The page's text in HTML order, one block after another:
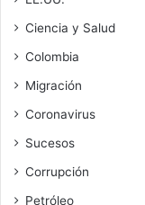
Ciencia y Salud
Colombia
Migración
Coronavirus
Sucesos
Corrupción
Petróleo